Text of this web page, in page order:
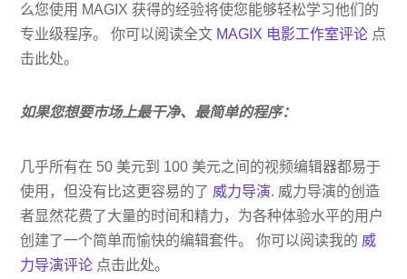
么您使用 MAGIX 获得的经验将使您能够轻松学习他们的
专业级程序。 你可以阅读全文 MAGIX 电影工作室评论 点
击此处。
如果您想要市场上最干净、最简单的程序：
几乎所有在 50 美元到 100 美元之间的视频编辑器都易于
使用，但没有比这更容易的了 威力导演. 威力导演的创造
者显然花费了大量的时间和精力，为各种体验水平的用户
创建了一个简单而愉快的编辑套件。 你可以阅读我的 威
力导演评论 点击此处。